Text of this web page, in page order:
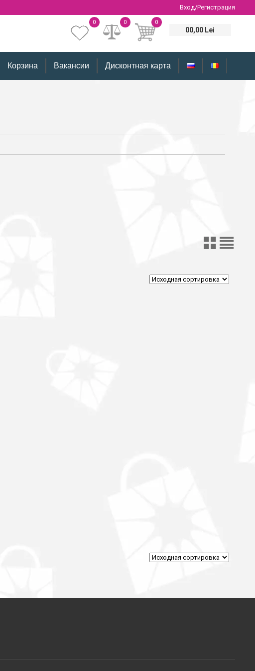
Вход/Регистрация
0
00,00 Lei
0
0
Корзина Вакансии Дисконтная карта